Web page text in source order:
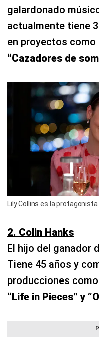
galardonado
actualmente tiene
en proyectos como
“Cazadores de
Lily Collins es la
2. Colin Hanks
El hijo del ganador
Tiene 45 años y
producciones como
“Life in Pieces” y